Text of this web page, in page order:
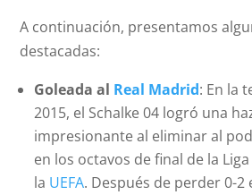
A continuación, presentamos
destacadas:
Goleada al Real Madrid: En la
2015, el Schalke 04 logró una
impresionante al eliminar al
en los octavos de final de la
la UEFA. Después de perder 0-